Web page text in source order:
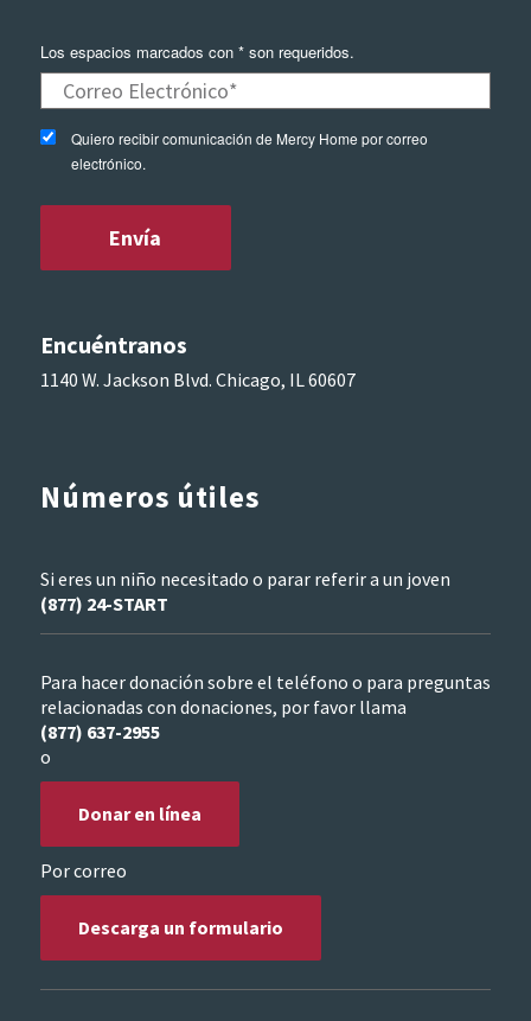
Los espacios marcados con * son requeridos.
Quiero recibir comunicación de Mercy Home por correo
electrónico.
Encuéntranos
1140 W. Jackson Blvd. Chicago, IL 60607
Números útiles
Si eres un niño necesitado o parar referir a un joven
(877) 24-START
Para hacer donación sobre el teléfono o para preguntas
relacionadas con donaciones, por favor llama
(877) 637-2955
o
Donar en línea
Por correo
Descarga un formulario